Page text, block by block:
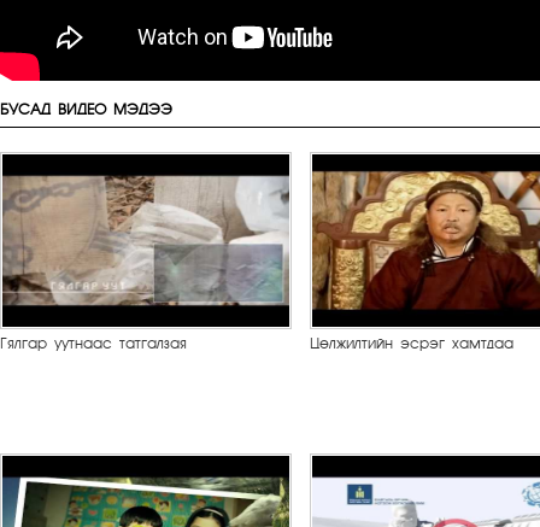
БУСАД ВИДЕО МЭДЭЭ
Гялгар уутнаас татгалзая Цөлжилтийн эсрэг хамтдаа